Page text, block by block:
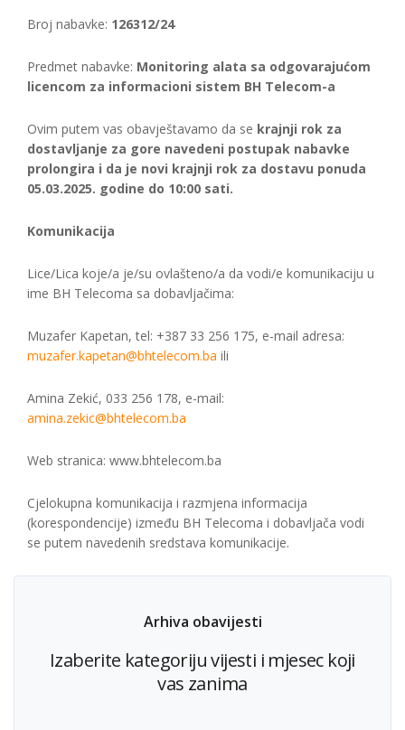
Broj nabavke: 126312/24
Predmet nabavke: Monitoring alata sa odgovarajućom
licencom za informacioni sistem BH Telecom-a
Ovim putem vas obavještavamo da se krajnji rok za
dostavljanje za gore navedeni postupak nabavke
prolongira i da je novi krajnji rok za dostavu ponuda
05.03.2025. godine do 10:00 sati.
Komunikacija
Lice/Lica koje/a je/su ovlašteno/a da vodi/e komunikaciju u
ime BH Telecoma sa dobavljačima:
Muzafer Kapetan, tel: +387 33 256 175, e-mail adresa:
muzafer.kapetan@bhtelecom.ba ili
Amina Zekić, 033 256 178, e-mail:
amina.zekic@bhtelecom.ba
Web stranica: www.bhtelecom.ba
Cjelokupna komunikacija i razmjena informacija
(korespondencije) između BH Telecoma i dobavljača vodi
se putem navedenih sredstava komunikacije.
Arhiva obavijesti
Izaberite kategoriju vijesti i mjesec koji
vas zanima